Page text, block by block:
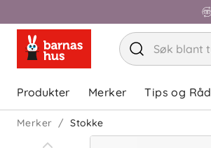
Produkter Merker Tips og Råd
Merker Stokke